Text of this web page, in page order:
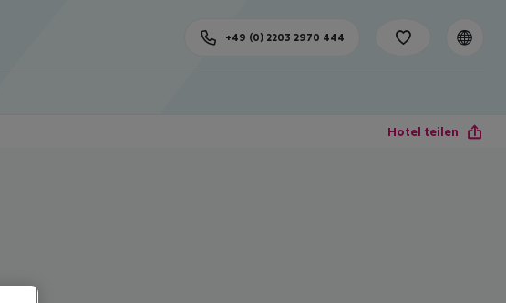
+49 (0) 2203 2970 444
Hotel teilen